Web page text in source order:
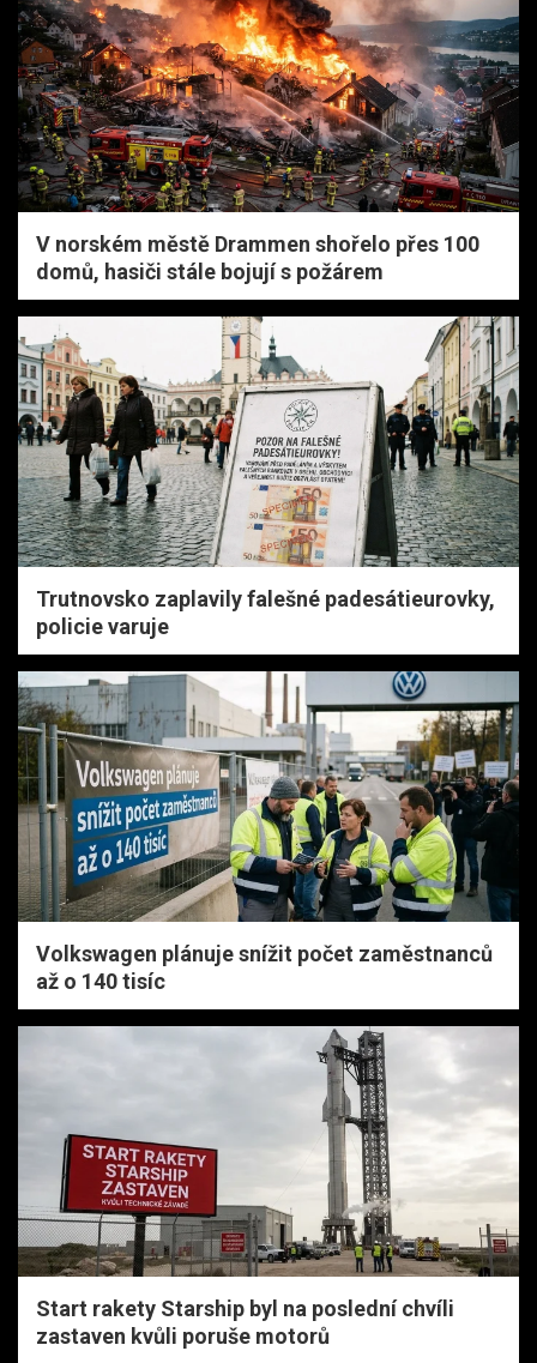
V norském městě Drammen shořelo přes 100
domů, hasiči stále bojují s požárem
Trutnovsko zaplavily falešné padesátieurovky,
policie varuje
Volkswagen plánuje snížit počet zaměstnanců
až o 140 tisíc
Start rakety Starship byl na poslední chvíli
zastaven kvůli poruše motorů